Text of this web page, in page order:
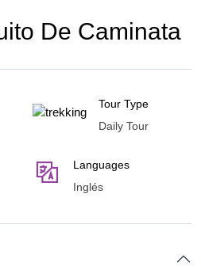
De Caminata
Tour Type
Daily Tour
Languages
Inglés